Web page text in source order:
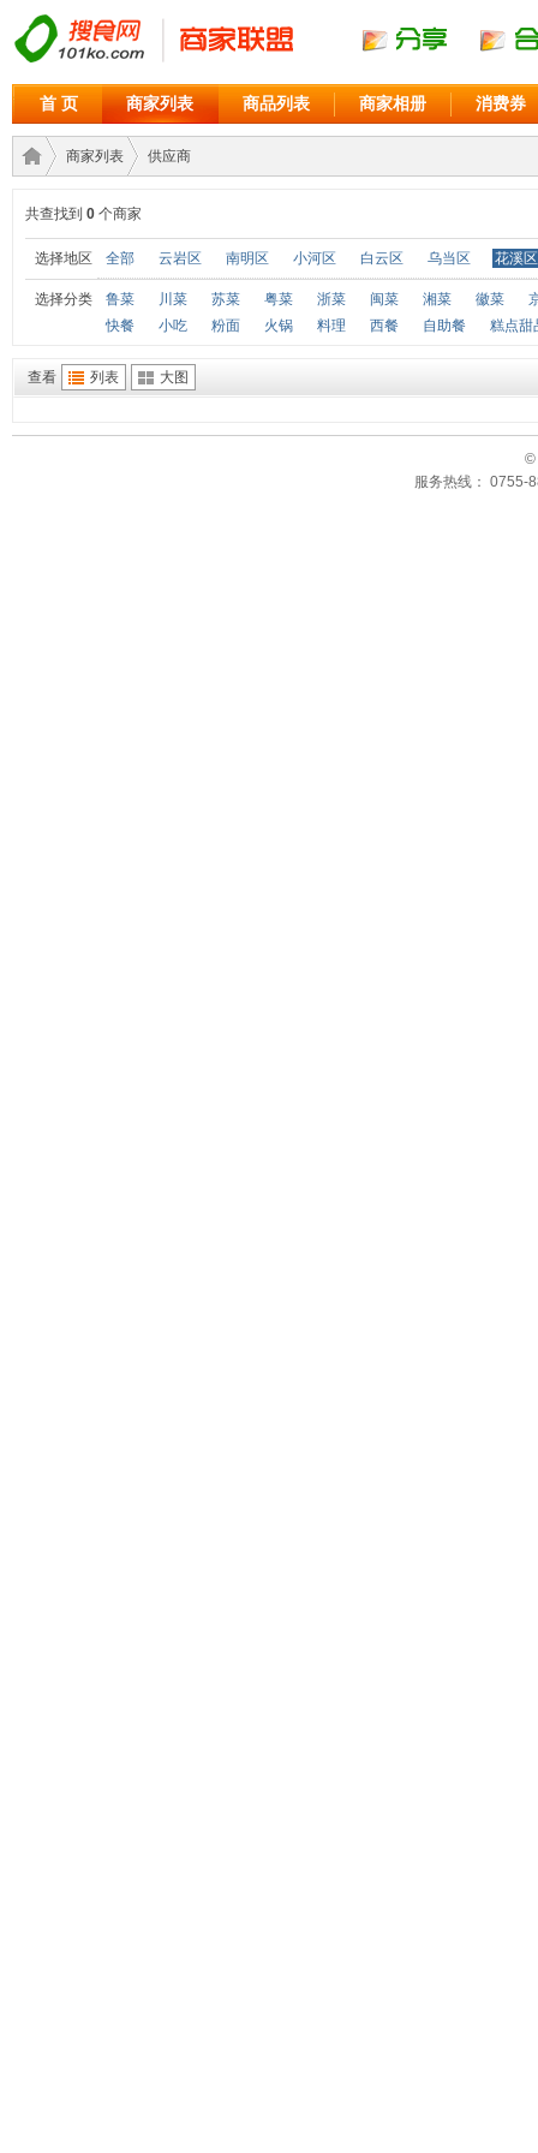
首 页 商家列表 商品列表 商家相册 消费券
商家›
商家列表
›
供应商
共查找到 0 个商家
选择地区 全部 云岩区 南明区 小河区 白云区 乌当区 花溪区
选择分类 鲁菜 川菜 苏菜 粤菜 浙菜 闽菜 湘菜 徽菜
快餐
小吃 粉面 火锅 料理 西餐 自助餐 糕点甜
查看 列表 大图
©
服务热线： 0755-